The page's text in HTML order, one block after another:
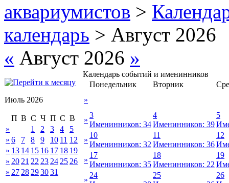
аквариумистов >
календарь > Август 2026
« Август 2026 »
Июль 2026
П В С Ч П С В
»
1 2 3 4
5
» 6 7 8 9 10 11 12
» 13 14 15 16 17 18 19
» 20 21 22 23 24 25 26
» 27 28 293031
Календарь событий и именинников
Понедельник
Вторник
»
»
3
Именинников: 34
4
Именинников: 39
5
»
10
Именинников: 32
11
Именинников: 36
12
»
17
Именинников: 35
18
Именинников: 22
19
»
24
25
26